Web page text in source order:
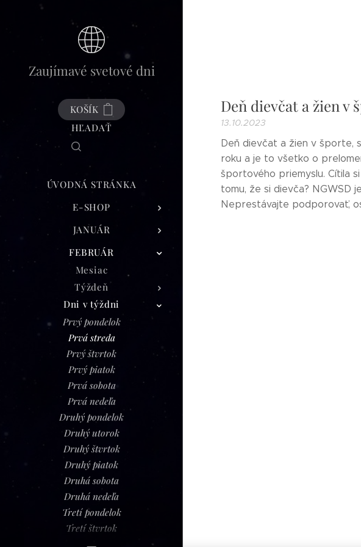
Zaujímavé svetové dni
KOŠÍK
HĽADAŤ
ÚVODNÁ STRÁNKA
E-SHOP
JANUÁR
FEBRUÁR
Mesiac
Týždeň
Dni v týždni
Prvý pondelok
Prvá streda
Prvý štvrtok
Prvý piatok
Prvá sobota
Prvá nedeľa
Druhý pondelok
Druhý utorok
Druhý štvrtok
Druhý piatok
Druhá sobota
Druhá nedeľa
Tretí pondelok
Tretí štvrtok
Tretí piatok
Deň dievčat a žien v
13.10.2023
Deň dievčat a žien v športe,
roku a je to všetko o
športového priemyslu. Cítila
tomu, že si dievča? NGWSD
Neprestávajte podporovať,